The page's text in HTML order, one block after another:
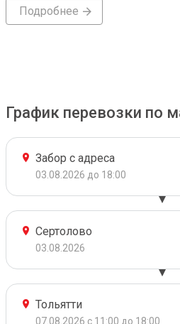
Подробнее
График перевозки по
Забор с адреса
03.08.2026 до 18:00
Сертолово
03.08.2026
Тольятти
07.08.2026 с 11:00 до 18:00